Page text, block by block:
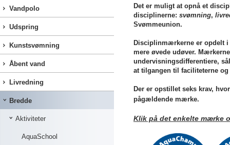
Vandpolo
Udspring
Kunstsvømning
Åbent vand
Livredning
Bredde
Aktiviteter
AquaSchool
Det er muligt at opnå et
disciplinerne: svømning,
Svømmeunion.
Disciplinmærkerne er opdelt i
mere øvede udøver.
undervisningsdifferentiere,
at tilgangen til faciliteterne
Der er opstillet seks krav,
pågældende mærke.
Klik på det enkelte mærke